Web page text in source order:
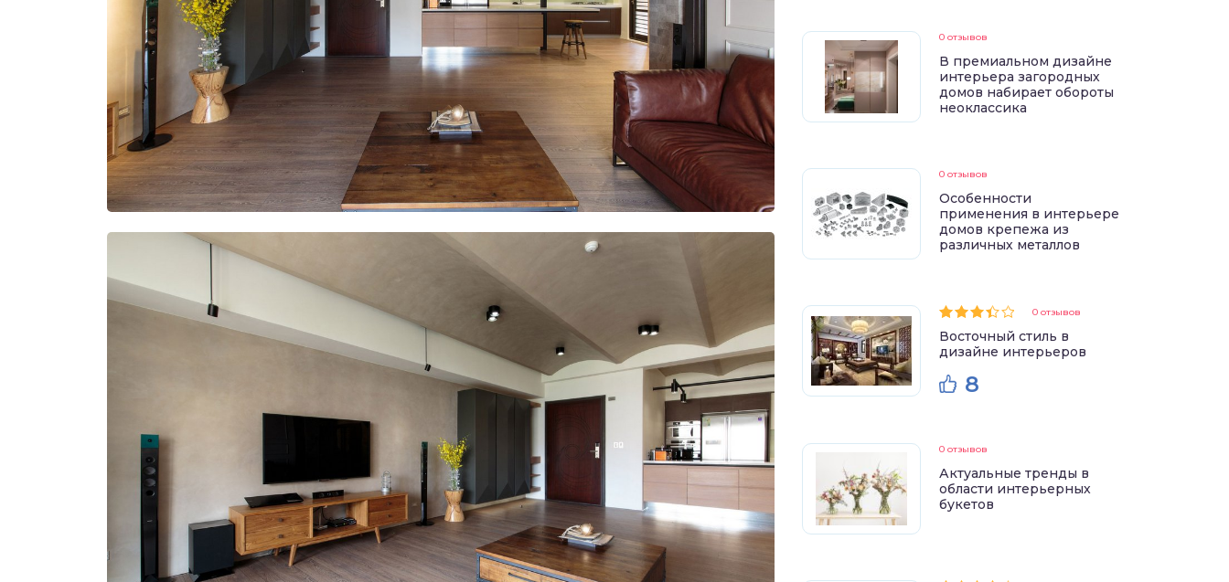
0 отзывов
В премиальном дизайне
интерьера загородных
домов набирает обороты
неоклассика
0 отзывов
Особенности
применения в интерьере
домов крепежа из
различных металлов
0 отзывов
Восточный стиль в
дизайне интерьеров
8
0 отзывов
Актуальные тренды в
области интерьерных
букетов